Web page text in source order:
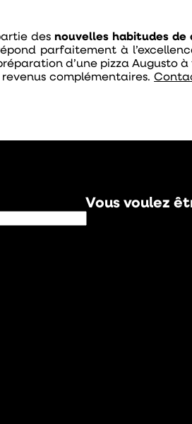
des nouvelles habitudes de
parfaitement à
d’une pizza Augusto
complémentaires.
Vous voulez